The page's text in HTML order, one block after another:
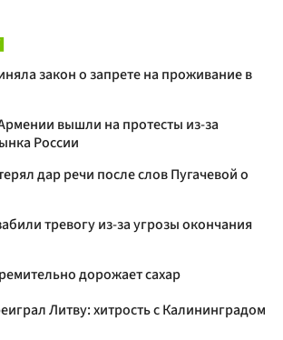
закон о запрете на проживание в
вышли на протесты из-за
России
дар речи после слов Пугачевой о
тревогу из-за угрозы окончания
дорожает сахар
Литву: хитрость с Калининградом